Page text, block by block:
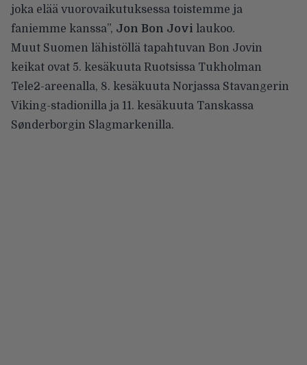
joka elää vuorovaikutuksessa toistemme ja
faniemme kanssa”, Jon Bon Jovi laukoo.
Muut Suomen lähistöllä tapahtuvan Bon Jovin
keikat ovat 5. kesäkuuta Ruotsissa Tukholman
Tele2-areenalla, 8. kesäkuuta Norjassa Stavangerin
Viking-stadionilla ja 11. kesäkuuta Tanskassa
Sønderborgin Slagmarkenilla.